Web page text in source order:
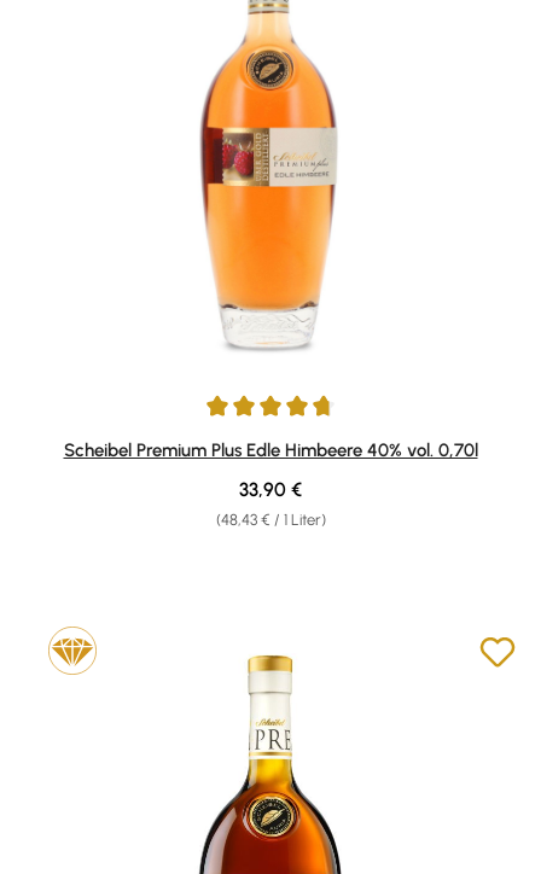
Durchschnittliche Bewertung von 4.82 von 5 Sternen
Scheibel Premium Plus Edle Himbeere 40% vol. 0,70l
(48,43 € / 1 Liter)
Regulärer Preis:
33,90 €